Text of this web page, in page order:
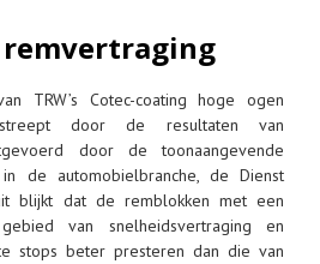
TRW’s Cotec-coating hoge ogen
door de resultaten van
door de toonaangevende
de automobielbranche, de Dienst
blijkt dat de remblokken met een
van snelheidsvertraging en
stops beter presteren dan die van